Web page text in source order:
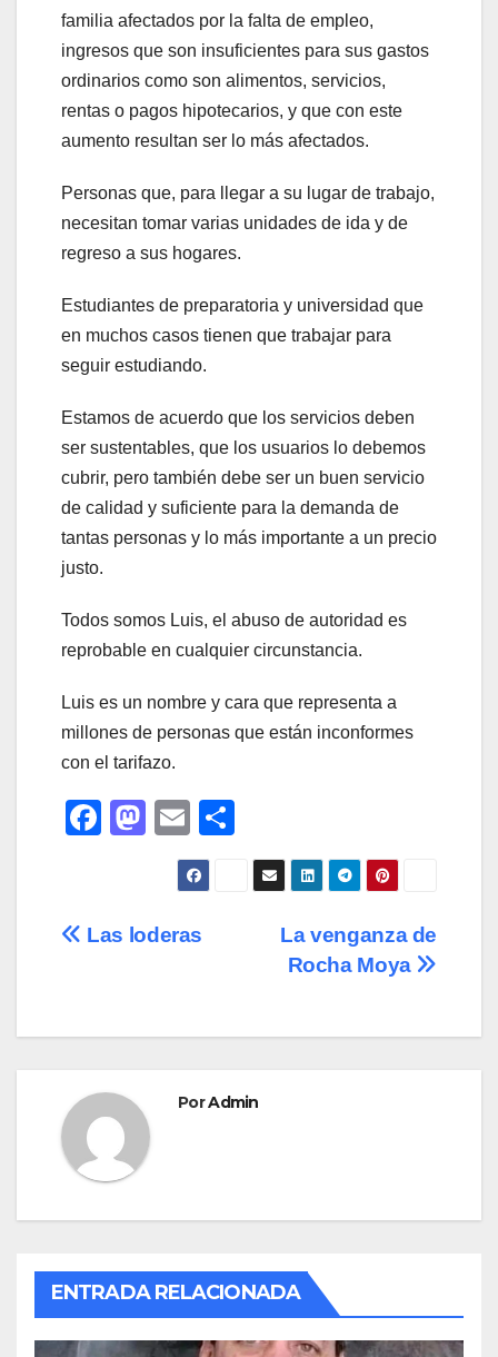
familia afectados por la falta de empleo,
ingresos que son insuficientes para sus gastos
ordinarios como son alimentos, servicios,
rentas o pagos hipotecarios, y que con este
aumento resultan ser lo más afectados.
Personas que, para llegar a su lugar de trabajo,
necesitan tomar varias unidades de ida y de
regreso a sus hogares.
Estudiantes de preparatoria y universidad que
en muchos casos tienen que trabajar para
seguir estudiando.
Estamos de acuerdo que los servicios deben
ser sustentables, que los usuarios lo debemos
cubrir, pero también debe ser un buen servicio
de calidad y suficiente para la demanda de
tantas personas y lo más importante a un precio
justo.
Todos somos Luis, el abuso de autoridad es
reprobable en cualquier circunstancia.
Luis es un nombre y cara que representa a
millones de personas que están inconformes
con el tarifazo.
F
e
o
M
o
n
E
m
ail
o
m
Navegación
entradas
La venganza de
Rocha Moya
Las loderas
PorAdmin
ENTRADA RELACIONADA